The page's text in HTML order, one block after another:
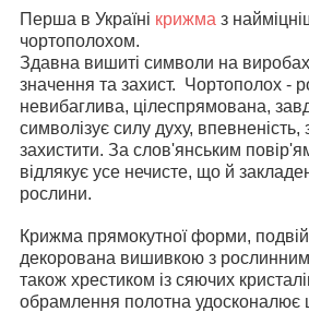
Перша в Україні крижма з
чортополохом.
Здавна вишиті символи на
значення та захист. Чортополох -
невибаглива, цілеспрямована,
символізує силу духу, впевненість,
захистити. За слов'янським
відлякує усе нечисте, що й
рослини.
Крижма прямокутної форми,
декорована вишивкою з
також хрестиком із сяючих
обрамлення полотна удосконалює